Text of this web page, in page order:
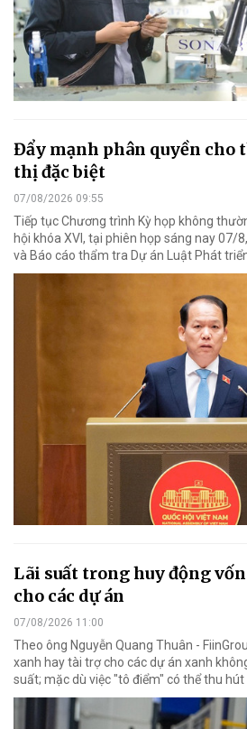
Đẩy mạnh phân quyền cho
thị đặc biệt
07/08/2026 09:55
Tiếp tục Chương trình Kỳ họp không
hội khóa XVI, tại phiên họp sáng nay 07/
và Báo cáo thẩm tra Dự án Luật Phát
Lãi suất trong huy động
cho các dự án
07/08/2026 11:00
Theo ông Nguyễn Quang Thuân -
xanh hay tài trợ cho các dự án xanh
suất; mặc dù việc "tô điểm" có thể thu hút